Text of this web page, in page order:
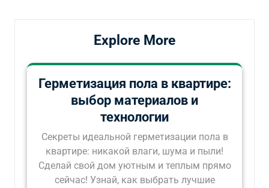
Explore More
Герметизация пола в квартире:
выбор материалов и
технологии
Секреты идеальной герметизации пола в
квартире: никакой влаги, шума и пыли!
Сделай свой дом уютным и теплым прямо
сейчас! Узнай, как выбрать лучшие